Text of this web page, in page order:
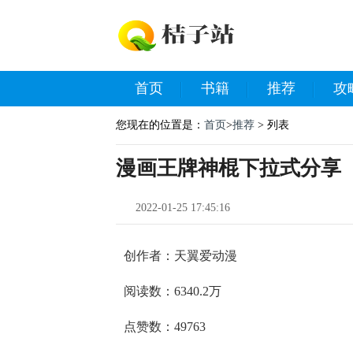
首页 书籍 推荐 攻
您现在的位置是： 首页>推荐 > 列表
漫画王牌神棍下拉式分享
2022-01-25 17:45:16
创作者：天翼爱动漫
阅读数：6340.2万
点赞数：49763